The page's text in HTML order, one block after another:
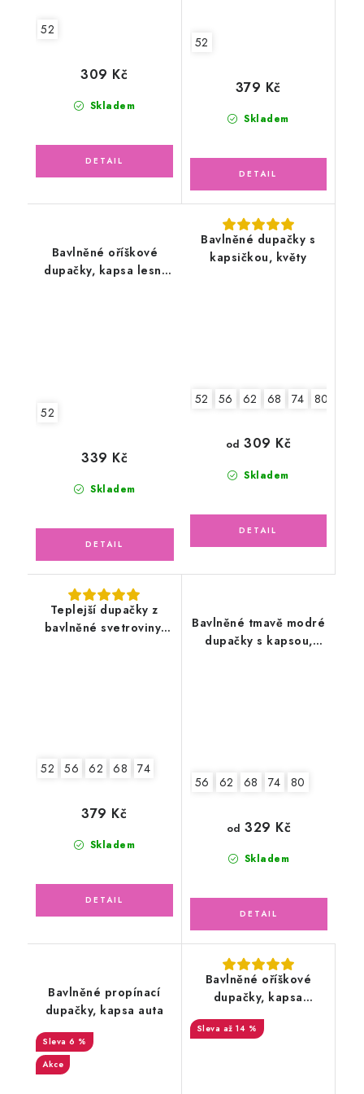
52
Skladem
309 Kč
52
Skladem
379 Kč
Bavlněné oříškové
dupačky, kapsa lesní
52
Skladem
339 Kč
Bavlněné dupačky s
kapsičkou, květy
52 56 62 68 74 80
Skladem
od 309 Kč
Teplejší dupačky z
bavlněné svetroviny,
52 56 62 68 74
Skladem
379 Kč
Bavlněné tmavě modré
dupačky s kapsou,
56 62 68 74 80
Skladem
od 329 Kč
Bavlněné propínací
dupačky, kapsa auta
6 %
Akce
Bavlněné oříškové
dupačky, kapsa
zvířátka v lese
až 14 %